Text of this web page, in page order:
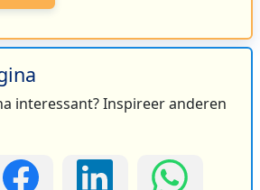
interessant? Inspireer anderen